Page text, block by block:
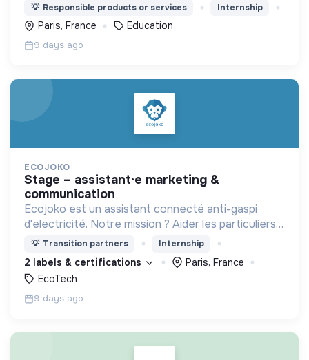
d'émancipation pour toute une génération !
💡 Responsible products or services Internship
Paris, France Education
9 days ago
ECOJOKO
stage – assistant·e marketing &
communication
Ecojoko est un assistant connecté anti-gaspi
d'electricité. Notre mission ? Aider les particuliers à
comprendre où ils consomment, et à baisser leurs
consommations.
💡 Transition partners Internship
2 labels & certifications
Paris, France
EcoTech
9 days ago